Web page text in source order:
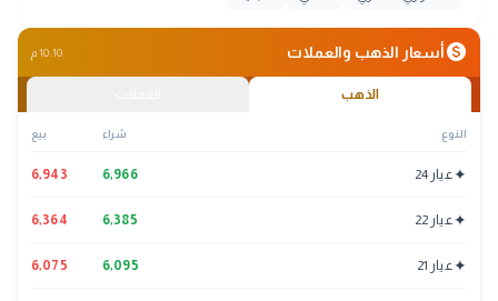
monetization_onأسعار الذهب والعملات 10:10 م
الذهب
النوع شراء بيع
✦عيار 24 6,966
6,943
✦عيار 22 6,385
6,364
✦عيار 21 6,095
6,075